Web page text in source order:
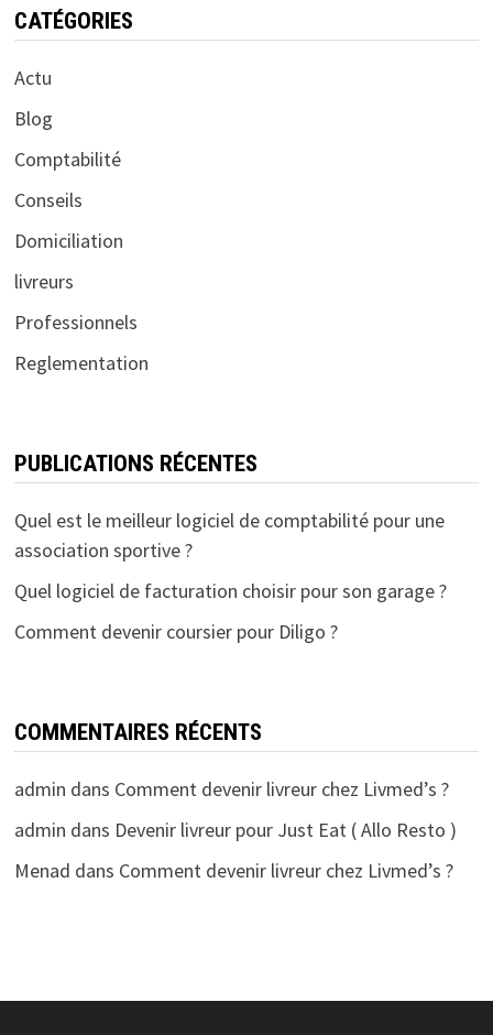
CATÉGORIES
Actu
Blog
Comptabilité
Conseils
Domiciliation
livreurs
Professionnels
Reglementation
PUBLICATIONS RÉCENTES
Quel est le meilleur logiciel de comptabilité pour une
association sportive ?
Quel logiciel de facturation choisir pour son garage ?
Comment devenir coursier pour Diligo ?
COMMENTAIRES RÉCENTS
admin dans Comment devenir livreur chez Livmed’s ?
admin dans Devenir livreur pour Just Eat ( Allo Resto )
Menad dans Comment devenir livreur chez Livmed’s ?